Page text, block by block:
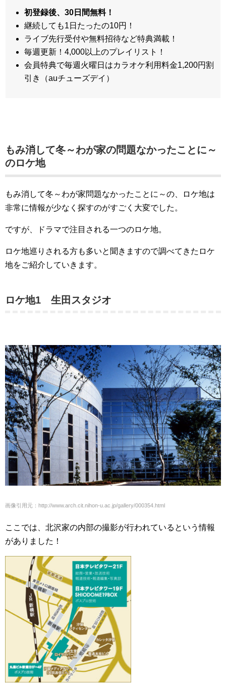
初登録後、30日間無料！
継続しても1日たったの10円！
ライブ先行受付や無料招待など特典満載！
毎週更新！4,000以上のプレイリスト！
会員特典で毎週火曜日はカラオケ利用料金1,200円割
引き（auチューズデイ）
もみ消して冬～わが家の問題なかったことに～
のロケ地
もみ消して冬～わが家問題なかったことに～の、ロケ地は
非常に情報が少なく探すのがすごく大変でした。
ですが、ドラマで注目される一つのロケ地。
ロケ地巡りされる方も多いと聞きますので調べてきたロケ
地をご紹介していきます。
ロケ地1 生田スタジオ
画像引用元：http://www.arch.cit.nihon-u.ac.jp/gallery/000354.html
ここでは、北沢家の内部の撮影が行われているという情報
がありました！